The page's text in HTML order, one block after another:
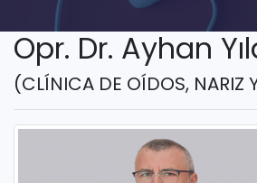
Opr. Dr. Ayhan
(CLÍNICA DE OÍDOS, NARIZ